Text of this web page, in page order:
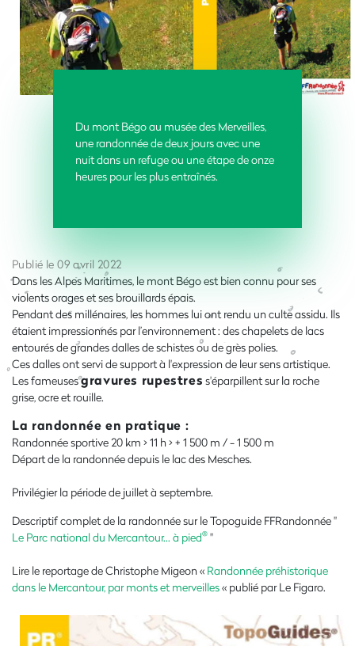
Du mont Bégo au musée des Merveilles,
une randonnée de deux jours avec une
nuit dans un refuge ou une étape de onze
heures pour les plus entraînés.
Publié le 09 avril 2022
Dans les Alpes Maritimes, le mont Bégo est bien connu pour ses
violents orages et ses brouillards épais.
Pendant des millénaires, les hommes lui ont rendu un culte assidu. Ils
étaient impressionnés par l’environnement : des chapelets de lacs
entourés de grandes dalles de schistes ou de grès polies.
Ces dalles ont servi de support à l'expression de leur sens artistique.
Les fameusesgravures rupestres s'éparpillent sur la roche
grise, ocre et rouille.
La randonnée en pratique :
Randonnée sportive 20 km > 11 h > + 1 500 m / - 1 500 m
Départ de la randonnée depuis le lac des Mesches.
Privilégier la période de juillet à septembre.
Descriptif complet de la randonnée sur le Topoguide FFRandonnée "
Le Parc national du Mercantour... à pied® "
Lire le reportage de Christophe Migeon « Randonnée préhistorique
dans le Mercantour, par monts et merveilles« publié par Le Figaro.